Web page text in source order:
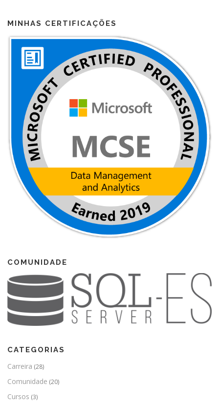
MINHAS CERTIFICAÇÕES
COMUNIDADE
CATEGORIAS
Carreira (28)
Comunidade (20)
Cursos (3)